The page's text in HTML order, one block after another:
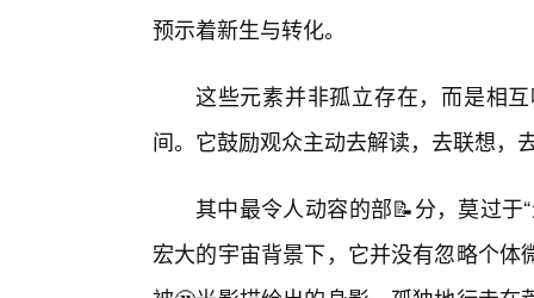
预示着新生与转化。
这些元素并非孤立存在，而是相
间。它鼓励观众主动去解读，去联想，
其中最令人动容的部📝分，莫过于
宏大的宇宙背景下，它并没有忽略个